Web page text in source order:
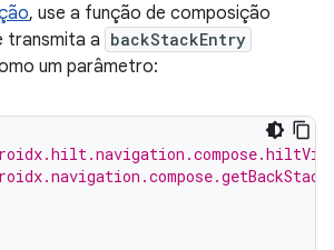
, use a função de composição
transmita a backStackEntry
um parâmetro: